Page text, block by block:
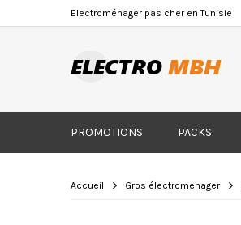
Electroménager pas cher en Tunisie
PROMOTIONS PACKS
Accueil Gros électromenager